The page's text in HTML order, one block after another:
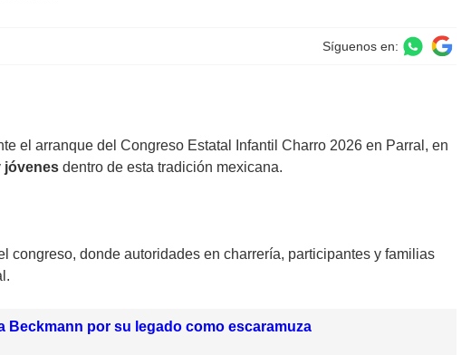
Síguenos en:
el arranque del Congreso Estatal Infantil Charro 2026 en Parral, en
jóvenes dentro de esta tradición mexicana.
congreso, donde autoridades en charrería, participantes y familias
Beckmann por su legado como escaramuza